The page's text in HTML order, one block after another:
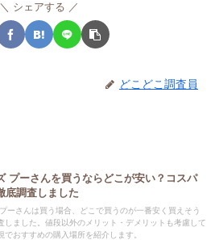
シェアする
どこどこ調査員
プーさんを買うならどこが安い？コスパ
底調査しました
ーさんは買う場合、どこで買うのが一番安く買えそう
しました。値段以外のメリット・デメリットも考慮して
でおすすめの購入場所を紹介します。